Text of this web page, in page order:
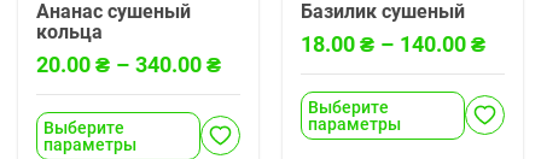
Ананас сушеный
кольца
20.00₴ – 340.00₴
Выберите
параметры
Базилик сушеный
18.00₴ – 140.00₴
Выберите
параметры